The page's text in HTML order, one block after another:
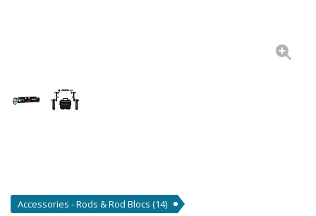
Accessories - Rods & Rod Blocs (14)